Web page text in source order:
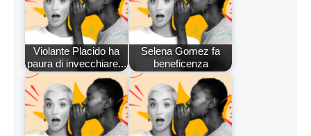
Violante Placido ha
paura di invecchiare...
Selena Gomez fa
beneficenza